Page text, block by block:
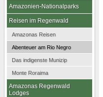
Amazonien-Nationalparks
Reisen im Regenwald
Amazonas Reisen
Abenteuer am Rio Negro
Das indigenste Munizip
Monte Roraima
Amazonas Regenwald
Lodges